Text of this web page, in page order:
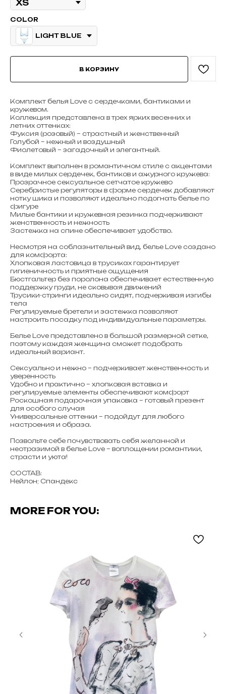
COLOR
LIGHT BLUE
В КОРЗИНУ
Комплект белья Love с сердечками, бантиками и
кружевом.
Коллекция представлена в трех ярких весенних и
летних оттенках:
Фуксия (розовый) – страстный и женственный
Голубой – нежный и воздушный
Фиолетовый – загадочный и элегантный.
Комплект выполнен в романтичном стиле с акцентами
в виде милых сердечек, бантиков и ажурного кружева:
Прозрачное сексуальное сетчатое кружево
Серебристые регуляторы в форме сердечек добавляют
нотку шика и позволяют идеально подогнать белье по
фигуре
Милые бантики и кружевная резинка подчеркивают
женственность и нежность
Застежка на спине обеспечивает удобство.
Несмотря на соблазнительный вид, белье Love создано
для комфорта:
Хлопковая ластовица в трусиках гарантирует
гигиеничность и приятные ощущения
Бюстгальтер без поролона обеспечивает естественную
поддержку груди, не сковывая движений
Трусики-стринги идеально сидят, подчеркивая изгибы
тела
Регулируемые бретели и застежка позволяют
настроить посадку под индивидуальные параметры.
Белье Love представлено в большой размерной сетке,
поэтому каждая женщина сможет подобрать
идеальный вариант.
Сексуально и нежно – подчеркивает женственность и
уверенность
Удобно и практично – хлопковая вставка и
регулируемые элементы обеспечивают комфорт
Роскошная подарочная упаковка – готовый презент
для особого случая
Универсальные оттенки – подойдут для любого
настроения и образа.
Позвольте себе почувствовать себя желанной и
неотразимой в белье Love – воплощении романтики,
страсти и уюта!
СОСТАВ:
Нейлон; Спандекс
MORE FOR YOU: